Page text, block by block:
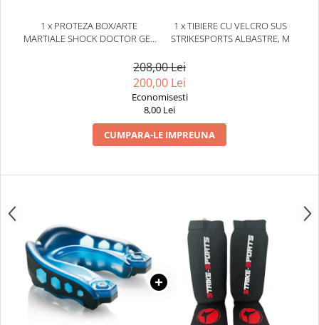
Accesorii Lupte/Wrestling
Suprafete de Lupta/Antrenament
Proteine & Aminoacizi
Ardere/Slabire
Creatina
Vitamine/Minerale
Medicina Sportiva/Recuperare
1 x PROTEZA BOX/ARTE
MARTIALE SHOCK DOCTOR GEL
1 x TIBIERE CU VELCRO SUS
STRIKESPORTS ALBASTRE, M
208,00 Lei
200,00 Lei
Economisesti
8,00 Lei
CUMPARA-LE IMPREUNA